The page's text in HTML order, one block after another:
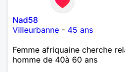
Nad58
Villeurbanne - 45 ans
Femme afriquaine cherche
homme de 40à 60 ans